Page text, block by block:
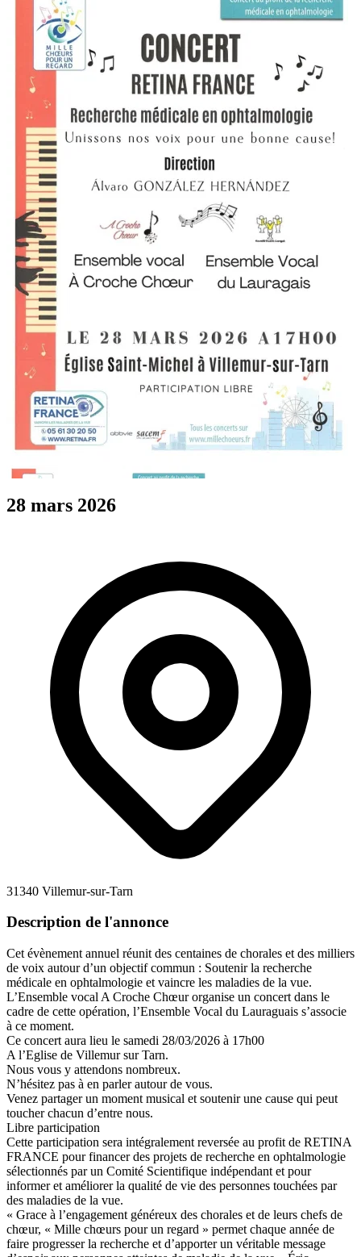
28 mars 2026
31340 Villemur-sur-Tarn
Description de l'annonce
Cet évènement annuel réunit des centaines de chorales et des milliers
de voix autour d’un objectif commun : Soutenir la recherche
médicale en ophtalmologie et vaincre les maladies de la vue.
L’Ensemble vocal A Croche Chœur organise un concert dans le
cadre de cette opération, l’Ensemble Vocal du Lauraguais s’associe
à ce moment.
Ce concert aura lieu le samedi 28/03/2026 à 17h00
A l’Eglise de Villemur sur Tarn.
Nous vous y attendons nombreux.
N’hésitez pas à en parler autour de vous.
Venez partager un moment musical et soutenir une cause qui peut
toucher chacun d’entre nous.
Libre participation
Cette participation sera intégralement reversée au profit de RETINA
FRANCE pour financer des projets de recherche en ophtalmologie
sélectionnés par un Comité Scientifique indépendant et pour
informer et améliorer la qualité de vie des personnes touchées par
des maladies de la vue.
« Grace à l’engagement généreux des chorales et de leurs chefs de
chœur, « Mille chœurs pour un regard » permet chaque année de
faire progresser la recherche et d’apporter un véritable message